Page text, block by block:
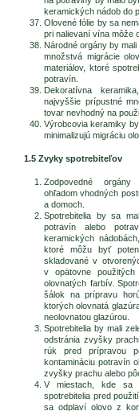
keramických nádob do
Olovené fólie by sa
pri nalievaní vína môže
Národné orgány by
množstvá migrácie
materiálov, ktoré
potravín.
Dekoratívna
najvyššie prípustné
tovar nevhodný na
Výrobcovia keramiky
minimalizujú migráciu
1.5 Zvyky spotrebiteľov
Zodpovedné
ohľadom vhodných
a domoch.
Spotrebitelia by sa
potravín alebo
keramických
ktoré môžu byť
skladované v
v opätovne
olovnatých farbív.
šálok na prípravu
ktorých olovnatá
neolovnatou glazúrou.
Spotrebitelia by mali
odstránia zvyšky
rúk pred prípravou
kontamináciu potravín
zvyšky prachu alebo
V miestach, kde sa
spotrebitelia pred
sa odplaví olovo z